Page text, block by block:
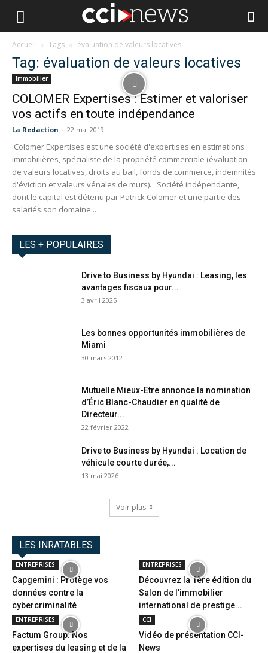
Accueil Tags évaluation de valeurs locatives
Tag: évaluation de valeurs locatives
Immobilier
COLOMER Expertises : Estimer et valoriser
vos actifs en toute indépendance
La Redaction - 22 mai 2019
Colomer Expertises est une société d'expertises en estimations
immobilières, spécialiste de la propriété commerciale (évaluation
de valeurs locatives, droits au bail, fonds de commerce, indemnités
d'éviction et valeurs vénales de murs). Société indépendante,
dont le capital est détenu par Patrick Colomer et une partie des
salariés son domaine...
LES + POPULAIRES
Drive to Business by Hyundai : Leasing, les
avantages fiscaux pour...
3 avril 2025
Les bonnes opportunités immobilières de
Miami
30 mars 2012
Mutuelle Mieux-Etre annonce la nomination
d’Éric Blanc-Chaudier en qualité de
Directeur...
22 février 2022
Drive to Business by Hyundai : Location de
véhicule courte durée,...
13 mai 2026
Voir plus
LES INRATABLES
ENTREPRISES
Capgemini : Protège vos
données contre la
cybercriminalité
ENTREPRISES
Découvrez la 1ère édition du
Salon de l’immobilier
international de prestige...
ENTREPRISES
Factum Group: Nos
expertises du leasing et de la
CCI
Vidéo de présentation CCI-
News